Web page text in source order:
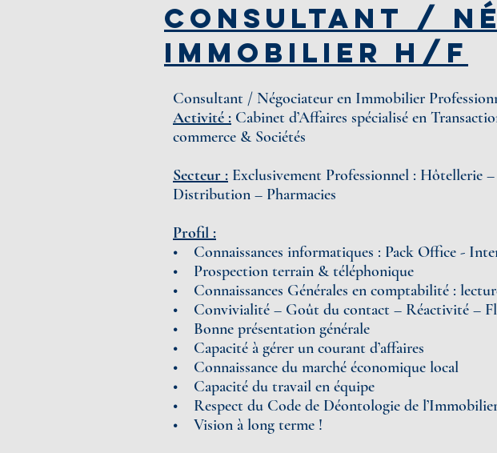
Consultant /
Immobilier H/F
Consultant / Négociateur en Immobilier
Activité : Cabinet d’Affaires spécialisé en
commerce & Sociétés
Secteur : Exclusivement Professionnel : Hôtellerie
Distribution – Pharmacies
Profil :
• Connaissances informatiques : Pack Office -
• Prospection terrain & téléphonique
• Connaissances Générales en comptabilité :
• Convivialité – Goût du contact – Réactivité –
• Bonne présentation générale
• Capacité à gérer un courant d’affaires
• Connaissance du marché économique local
• Capacité du travail en équipe
• Respect du Code de Déontologie de
• Vision à long terme !